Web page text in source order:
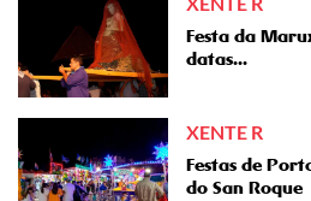
Festa da
datas...
XENTE R
Festas de
do San Roque